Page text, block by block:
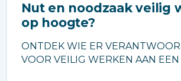
Nut en noodzaak veilig
op hoogte?
ONTDEK WIE ER
VOOR VEILIG WERKEN AAN EEN